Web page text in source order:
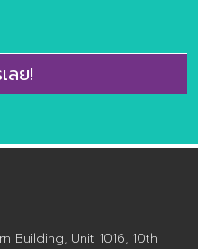
ลย!
Building, Unit 1016, 10th